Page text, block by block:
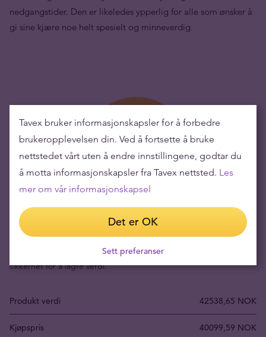
nedgangstider. Den er likeledes ypperlig for alle som ønsker å
gi sine kjære noe helt spesielt og minneverdig.
Å kjøpe gull, betyr lavere risiko og beholde verdi
Gulls verdi har de siste årene økt, noe som gjør det til en god
sikkerhet for å lagre verdi.
Produkt verdi 42538,65 NOK
Kjøpspris 40099,59 NOK
Tavex bruker informasjonskapsler for å forbedre
brukeropplevelsen din. Ved å fortsette å bruke
nettstedet vårt uten å endre innstillingene, godtar du
å motta informasjonskapsler fra Tavex nettsted. Les
mer om vår informasjonskapsel
Det er OK
Sett preferanser